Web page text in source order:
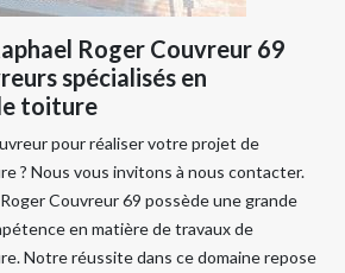
Roger Couvreur 69
spécialisés en
toiture
pour réaliser votre projet de
? Nous vous invitons à nous contacter.
Couvreur 69 possède une grande
en matière de travaux de
Notre réussite dans ce domaine repose